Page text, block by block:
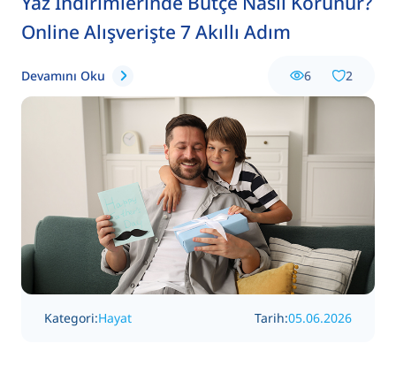
Online Alışverişte 7 Akıllı Adım
Devamını Oku 6 2
Kategori:Hayat Tarih:05.06.2026